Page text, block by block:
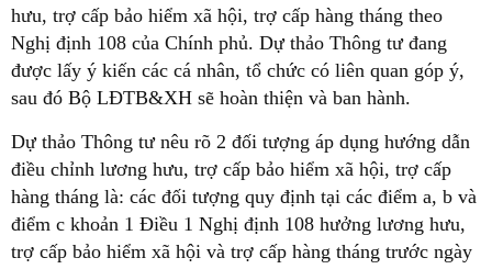
hưu, trợ cấp bảo hiểm xã hội, trợ cấp hàng tháng theo
Nghị định 108 của Chính phủ. Dự thảo Thông tư đang
được lấy ý kiến các cá nhân, tổ chức có liên quan góp ý,
sau đó Bộ LĐTB&XH sẽ hoàn thiện và ban hành.
Dự thảo Thông tư nêu rõ 2 đối tượng áp dụng hướng dẫn
điều chỉnh lương hưu, trợ cấp bảo hiểm xã hội, trợ cấp
hàng tháng là: các đối tượng quy định tại các điểm a, b và
điểm c khoản 1 Điều 1 Nghị định 108 hưởng lương hưu,
trợ cấp bảo hiểm xã hội và trợ cấp hàng tháng trước ngày